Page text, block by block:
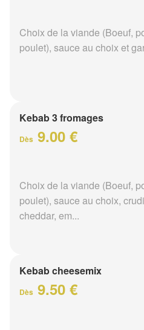
Choix de la viande (Boeuf,
poulet), sauce au choix et
Kebab 3 fromages
Dès 9.00 €
Choix de la viande (Boeuf,
poulet), sauce au choix,
cheddar, em...
Kebab cheesemix
Dès 9.50 €